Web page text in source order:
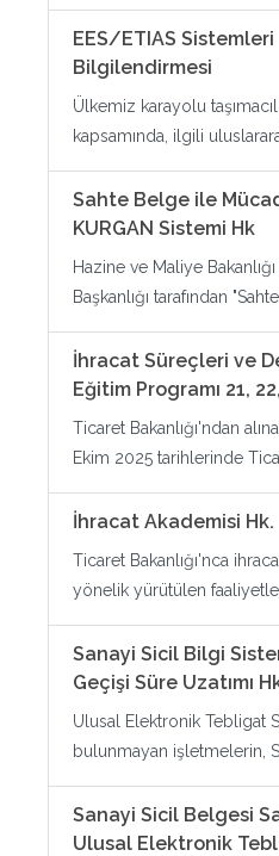
EES/ETIAS Sistemleri
Bilgilendirmesi
Ülkemiz karayolu
kapsamında, ilgili
Sahte Belge ile
KURGAN Sistemi Hk
Hazine ve Maliye
Başkanlığı tarafından
İhracat Süreçleri ve
Eğitim Programı 21,
Ticaret Bakanlığı'ndan
Ekim 2025 tarihlerinde
İhracat Akademisi Hk.
Ticaret Bakanlığı'nca
yönelik yürütülen
Sanayi Sicil Bilgi
Geçişi Süre Uzatımı
Ulusal Elektronik Tebligat
bulunmayan işletmelerin,
Sanayi Sicil Belgesi
Ulusal Elektronik